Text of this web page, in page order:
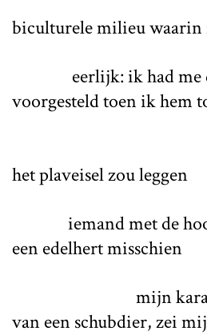
biculturele milieu
eerlijk: ik had me
voorgesteld toen ik hem
het plaveisel zou leggen
iemand met de
een edelhert misschien
mijn
van een schubdier, zei